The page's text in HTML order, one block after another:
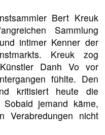
Bert Kreuk
Sammlung
intimer Kenner der
Kreuk zog
Danh Vo vor
fühlte. Den
kritisiert heute die
jemand käme,
Verabredungen nicht